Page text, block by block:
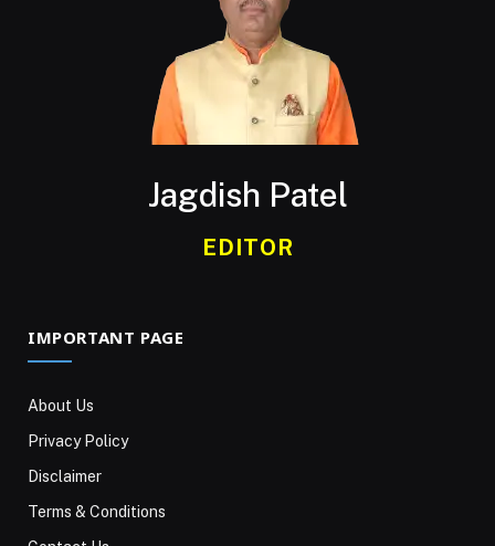
Jagdish Patel
EDITOR
IMPORTANT PAGE
About Us
Privacy Policy
Disclaimer
Terms & Conditions